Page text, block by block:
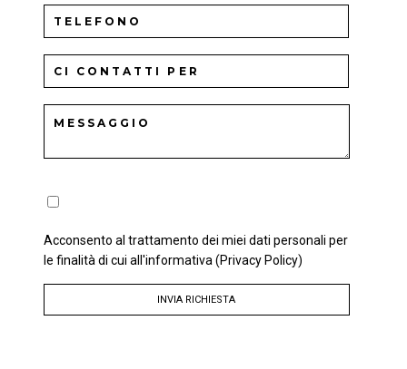
Acconsento al trattamento dei miei dati personali per
le finalità di cui all'informativa (Privacy Policy)